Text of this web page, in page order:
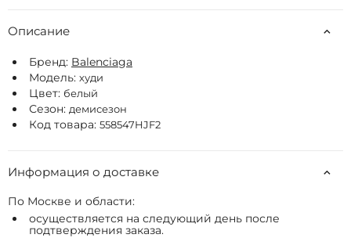
Описание
Бренд: Balenciaga
Модель: худи
Цвет: белый
Сезон: демисезон
Код товара: 558547HJF2
Информация о доставке
По Москве и области:
осуществляется на следующий день после
подтверждения заказа.